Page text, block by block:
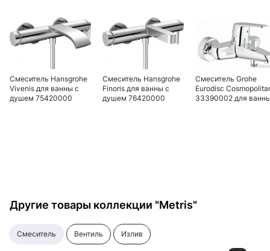
Смеситель Hansgrohe
Vivenis для ванны с
душем 75420000
Смеситель Hansgrohe
Finoris для ванны с
душем 76420000
Смеситель Grohe
Eurodisc
33390002 для
Другие товары коллекции "Metris"
смеситель вентиль излив